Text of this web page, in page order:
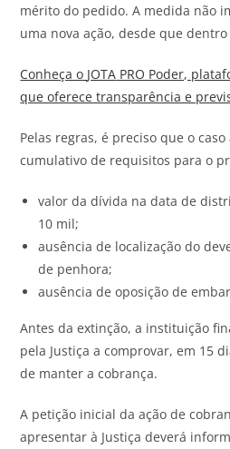
mérito do pedido. A medida não
uma nova ação, desde que
Conheça o JOTA PRO Poder,
que oferece transparência e
Pelas regras, é preciso que o
cumulativo de requisitos para o
valor da dívida na data de
10 mil;
ausência de localização do
de penhora;
ausência de oposição de
Antes da extinção, a instituição
pela Justiça a comprovar, em 15
de manter a cobrança.
A petição inicial da ação de
apresentar à Justiça deverá